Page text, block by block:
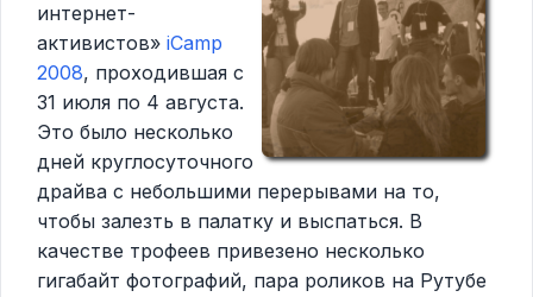
интернет-
активистов» iCamp
2008, проходившая с
31 июля по 4 августа.
Это было несколько
дней круглосуточного
драйва с небольшими перерывами на то,
чтобы залезть в палатку и выспаться. В
качестве трофеев привезено несколько
гигабайт фотографий, пара роликов на Рутубе